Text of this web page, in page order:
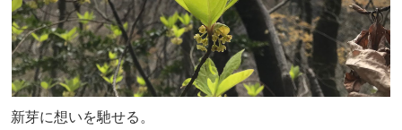
新芽に想いを馳せる。